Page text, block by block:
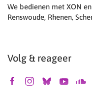
We bedienen met XON
Renswoude, Rhenen,
Volg & reageer